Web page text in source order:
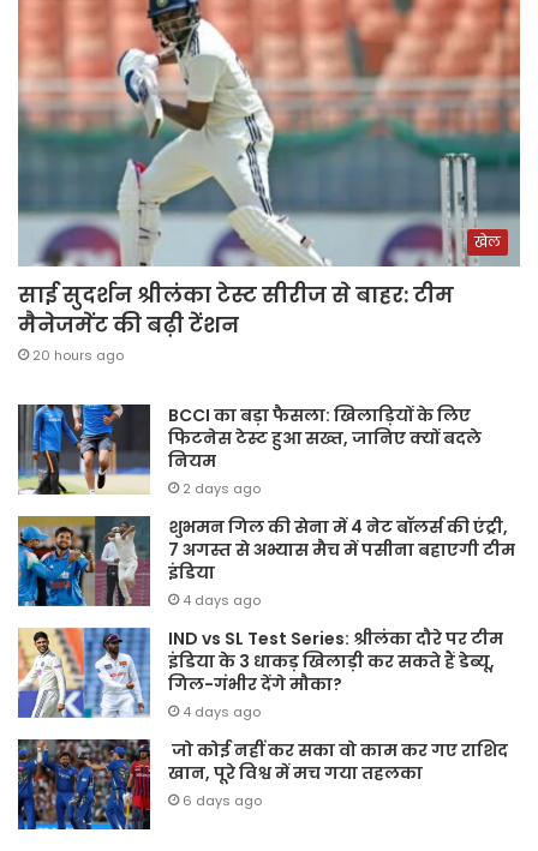
खेल
साई सुदर्शन श्रीलंका टेस्ट सीरीज से बाहर: टीम
मैनेजमेंट की बढ़ी टेंशन
20 hours ago
BCCI का बड़ा फैसला: खिलाड़ियों के लिए
फिटनेस टेस्ट हुआ सख्त, जानिए क्यों बदले
नियम
2 days ago
शुभमन गिल की सेना में 4 नेट बॉलर्स की एंट्री,
7 अगस्त से अभ्यास मैच में पसीना बहाएगी टीम
इंडिया
4 days ago
IND vs SL Test Series: श्रीलंका दौरे पर टीम
इंडिया के 3 धाकड़ खिलाड़ी कर सकते हैं डेब्यू,
गिल-गंभीर देंगे मौका?
4 days ago
जो कोई नहीं कर सका वो काम कर गए राशिद
खान, पूरे विश्व में मच गया तहलका
6 days ago